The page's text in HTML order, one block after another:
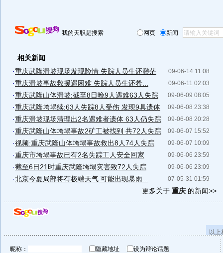
我的天职是搜索 网页 新闻
相关新闻
09-06-14 11:08
·重庆武隆滑坡现场发现险情 失踪人员生还渺茫
09-06-11 02:03
·重庆滑坡事故救援遇困难 失踪人员生还希...
09-06-09 08:05
·重庆武隆山体滑坡:截至8日晚9人遇难63人失踪
09-06-08 23:38
·重庆武隆垮塌续:63人失踪8人受伤 发现9具遗体
09-06-08 20:28
·重庆滑坡现场清理出2名遇难者遗体 63人仍失踪
09-06-07 15:52
·重庆武隆山体垮塌事故2矿工被找到 共72人失踪
09-06-07 10:09
·视频:重庆武隆山体垮塌事故救出8人74人失踪
09-06-06 23:59
·重庆市垮塌事故已有2名失踪工人安全回家
09-06-06 23:09
·截至6日21时重庆武隆垮塌灾害致72人失踪
07-05-31 01:59
·北京今夏局部将有极端天气 可能出现暴雨...
更多关于 重庆 的新闻>>
以
昵称： 隐藏地址 设为辩论话题